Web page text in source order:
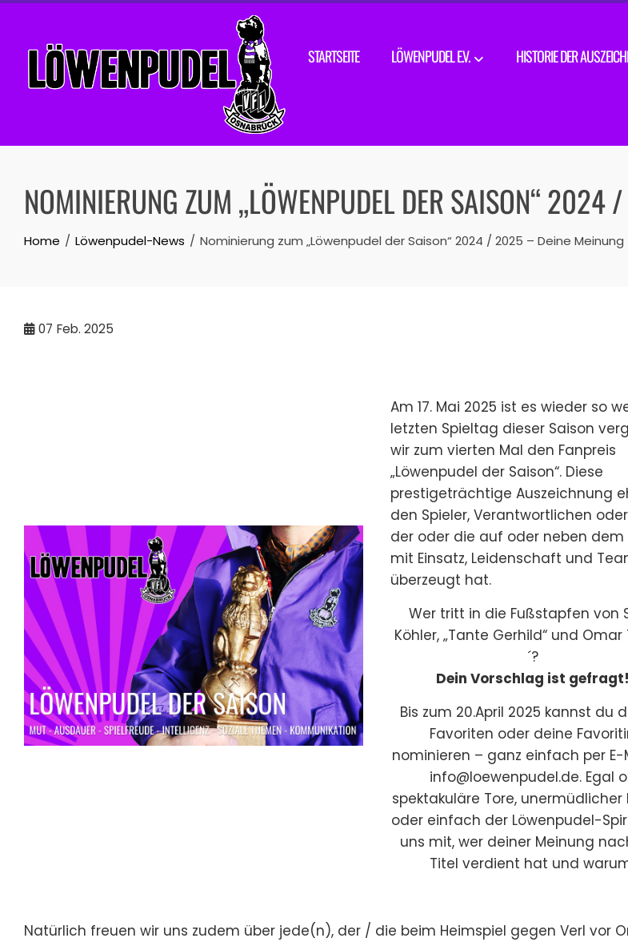
Skip
content
STARTSEITE LÖWENPUDEL E.V. HISTORIE DER
NOMINIERUNG ZUM „LÖWENPUDEL DER SAISON“
Home Löwenpudel-News Nominierung zum „Löwenpudel der Saison“ 2024 / 2025 – Deine
07 Feb. 2025
Am 17. Mai 2025 ist es wieder so
letzten Spieltag dieser Saison
wir zum vierten Mal den Fanpreis
„Löwenpudel der Saison“. Diese
prestigeträchtige Auszeichnung
den Spieler, Verantwortlichen
der oder die auf oder neben dem
mit Einsatz, Leidenschaft und
überzeugt hat.
Wer tritt in die Fußstapfen von
Köhler, „Tante Gerhild“ und Omar
´?
Dein Vorschlag ist gefragt!
Bis zum 20.April 2025 kannst du
Favoriten oder deine
nominieren – ganz einfach per E-
info@loewenpudel.de. Egal
spektakuläre Tore, unermüdlicher
oder einfach der Löwenpudel-
uns mit, wer deiner Meinung
Titel verdient hat und
Natürlich freuen wir uns zudem über jede(n), der / die beim Heimspiel gegen Verl vor